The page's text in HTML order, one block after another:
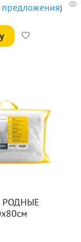
предложения)
РОДНЫЕ